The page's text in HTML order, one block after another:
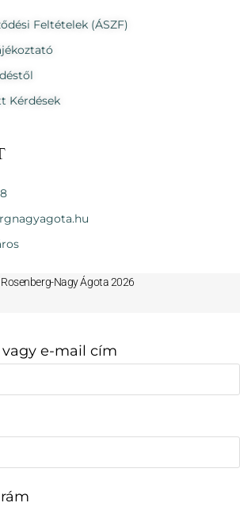
Feltételek (ÁSZF)
Kérdések
Nagy Ágota 2026
vagy e-mail cím